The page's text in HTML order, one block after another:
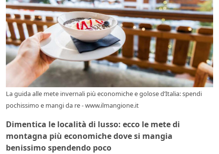
La guida alle mete invernali più economiche e golose d’Italia: spendi
pochissimo e mangi da re - www.ilmangione.it
Dimentica le località di lusso: ecco le mete di
montagna più economiche dove si mangia
benissimo spendendo poco